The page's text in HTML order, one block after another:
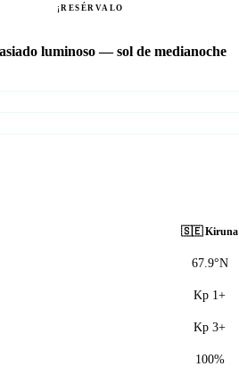
¡RESÉRVALO
luminoso — sol de medianoche
🇸🇪 Kiruna
67.9°N
Kp 1+
Kp 3+
100%